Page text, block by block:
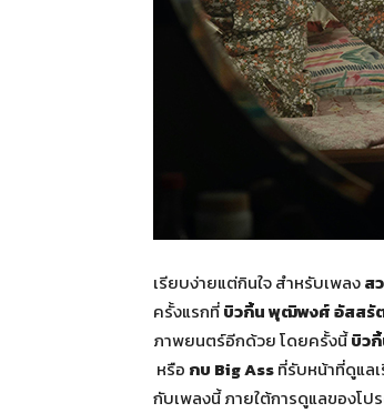
เรียบง่ายแต่กินใจ สำหรับเพลงส
ครั้งแรกที่บิวกิ้น พุฒิพงศ์ อัสสรั
ภาพยนตร์อีกด้วย โดยครั้งนี้บิว
หรือ กบ Big Assที่รับหน้าที่ดูแล
กับเพลงนี้ ภายใต้การดูแลของโป